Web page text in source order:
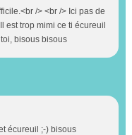
/> <br /> Ici pas de
est trop mimi ce ti écureuil
bisous bisous
écureuil ;-) bisous